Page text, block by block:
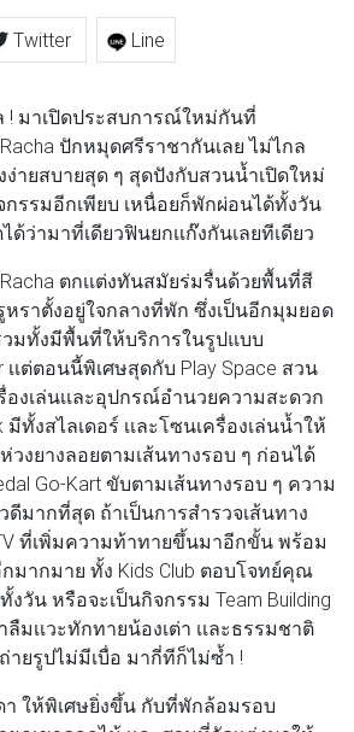
Twitter Line
! มาเปิดประสบการณ์ใหม่กันที่
Racha ปักหมุดศรีราชากันเลย ไม่ไกล
ง่ายสบายสุด ๆ สุดปังกับสวนนํ้าเปิดใหม่
กรรมอีกเพียบ เหนื่อยก็พักผ่อนได้ทั้งวัน
ว่ามาที่เดียวฟินยกเเก๊งกันเลยทีเดียว
Racha ตกเเต่งทันสมัยร่มรื่นด้วยพื้นที่สี
หราตั้งอยู่ใจกลางที่พัก ซึ่งเป็นอีกมุมยอด
มทั้งมีพื้นที่ให้บริการในรูปแบบ
เเต่ตอนนี้พิเศษสุดกับ Play Space สวน
องเล่นเเละอุปกรณ์อำนวยความสะดวก
มีทั้งสไลเดอร์ เเละโซนเครื่องเล่นนํ้าให้
วงยางลอยตามเส้นทางรอบ ๆ ก่อนได้
Go-Kart ขับตามเส้นทางรอบ ๆ ความ
ดีมากที่สุด ถ้าเป็นการสำรวจเส้นทาง
ที่เพิ่มความท้าทายขึ้นมาอีกขั้น พร้อม
มากมาย ทั้ง Kids Club ตอบโจทย์คุณ
วัน หรือจะเป็นกิจกรรม Team Building
มเเวะทักทายน้องเต่า เเละธรรมชาติ
ยรูปไม่มีเบื่อ มากี่ทีก็ไม่ซํ้า !
ให้พิเศษยิ่งขึ้น กับที่พักล้อมรอบ